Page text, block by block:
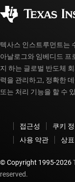
myTI 계정 FAQ
텍사스 인스트루먼트는
아날로그와 임베디드 프
지 하는 글로벌 반도체
력을 관리하고, 정확한
또는 처리 기능을 할 수
접근성 쿠키
사용 약관
상표
© Copyright 1995-2026
reserved.